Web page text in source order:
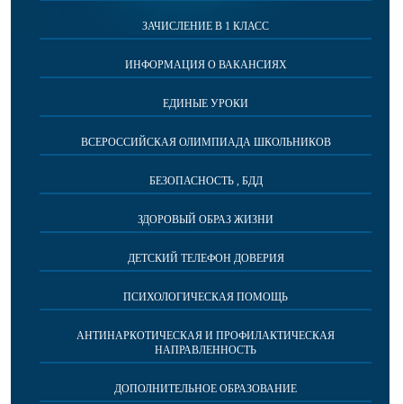
ЗАЧИСЛЕНИЕ В 1 КЛАСС
ИНФОРМАЦИЯ О ВАКАНСИЯХ
ЕДИНЫЕ УРОКИ
ВСЕРОССИЙСКАЯ ОЛИМПИАДА ШКОЛЬНИКОВ
БЕЗОПАСНОСТЬ , БДД
ЗДОРОВЫЙ ОБРАЗ ЖИЗНИ
ДЕТСКИЙ ТЕЛЕФОН ДОВЕРИЯ
ПСИХОЛОГИЧЕСКАЯ ПОМОЩЬ
АНТИНАРКОТИЧЕСКАЯ И ПРОФИЛАКТИЧЕСКАЯ
НАПРАВЛЕННОСТЬ
ДОПОЛНИТЕЛЬНОЕ ОБРАЗОВАНИЕ